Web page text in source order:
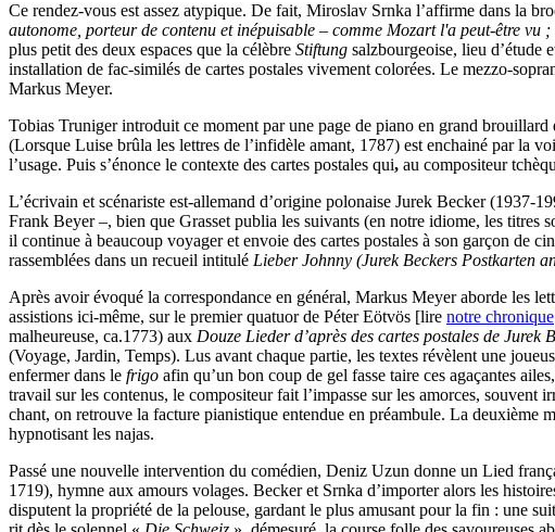
Ce rendez-vous est assez atypique. De fait, Miroslav Srnka l’affirme dans la
autonome, porteur de contenu et inépuisable – comme Mozart l'a peut-être
plus petit des deux espaces que la célèbre Stiftung salzbourgeoise, lieu d’étude
installation de fac-similés de cartes postales vivement colorées. Le mezzo-
Markus Meyer.
Tobias Truniger introduit ce moment par une page de piano en grand brouillard
(Lorsque Luise brûla les lettres de l’infidèle amant, 1787) est enchainé par la
l’usage. Puis s’énonce le contexte des cartes postales qui, au compositeur
L’écrivain et scénariste est-allemand d’origine polonaise Jurek Becker (1937-
Frank Beyer –, bien que Grasset publia les suivants (en notre idiome, les titres
il continue à beaucoup voyager et envoie des cartes postales à son garçon de
rassemblées dans un recueil intitulé Lieber Johnny (Jurek Beckers Postkarten
Après avoir évoqué la correspondance en général, Markus Meyer aborde les
assistions ici-même, sur le premier quatuor de Péter Eötvös [lire notre chronique
malheureuse, ca.1773) aux Douze Lieder d’après des cartes postales de Jurek
(Voyage, Jardin, Temps). Lus avant chaque partie, les textes révèlent une
enfermer dans le frigo afin qu’un bon coup de gel fasse taire ces agaçantes
travail sur les contenus, le compositeur fait l’impasse sur les amorces, souvent
chant, on retrouve la facture pianistique entendue en préambule. La deuxième
hypnotisant les najas.
Passé une nouvelle intervention du comédien, Deniz Uzun donne un Lied
1719), hymne aux amours volages. Becker et Srnka d’importer alors les
disputent la propriété de la pelouse, gardant le plus amusant pour la fin : une